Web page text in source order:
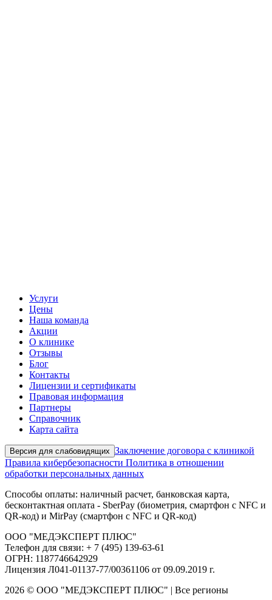
Услуги
Цены
Наша команда
Акции
О клинике
Отзывы
Блог
Контакты
Лицензии и сертификаты
Правовая информация
Партнеры
Справочник
Карта сайта
Версия для слабовидящих Заключение договора с клиникой
Правила кибербезопасности Политика в отношении
обработки персональных данных
Способы оплаты: наличный расчет, банковская карта,
бесконтактная оплата - SberPay (биометрия, смартфон с NFC и
QR-код) и MirPay (смартфон с NFC и QR-код)
ООО "МЕДЭКСПЕРТ ПЛЮС"
Телефон для связи: + 7 (495) 139-63-61
ОГРН: 1187746642929
Лицензия Л041-01137-77/00361106 от 09.09.2019 г.
2026 © ООО "МЕДЭКСПЕРТ ПЛЮС" | Все регионы